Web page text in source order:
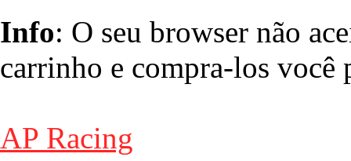
Info: O seu browser não
carrinho e compra-los você
AP Racing